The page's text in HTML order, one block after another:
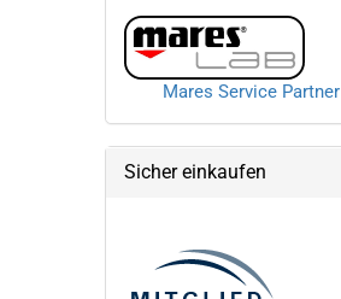
Mares Service Partner
Sicher einkaufen